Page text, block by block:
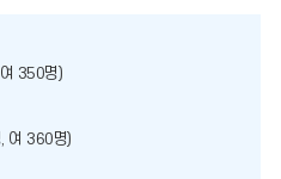
350명)
여 360명)